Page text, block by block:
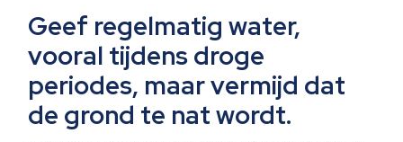
Geef regelmatig water,
vooral tijdens droge
periodes, maar vermijd dat
de grond te nat wordt.